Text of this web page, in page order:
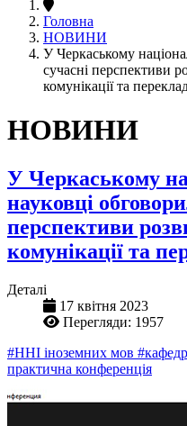
Головна
НОВИНИ
У Черкаському
сучасні перспективи
комунікації та
НОВИНИ
У Черкаському
науковці
перспективи
комунікації та
Деталі
17 квітня 2023
Перегляди: 1957
#ННІ іноземних мов
практична конференція